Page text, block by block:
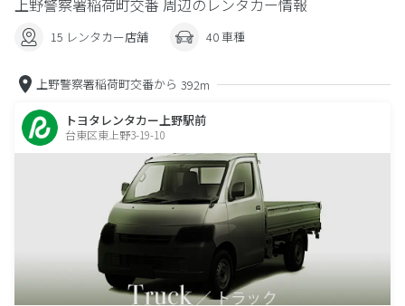
上野警察署稲荷町交番 周辺のレンタカー情報
15 レンタカー店舗 40 車種
上野警察署稲荷町交番から 392m
トヨタレンタカー上野駅前
台東区東上野3-19-10